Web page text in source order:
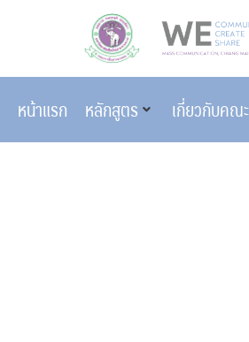
หน้าแรก หลักสูตร เกี่ยวกับคณะ